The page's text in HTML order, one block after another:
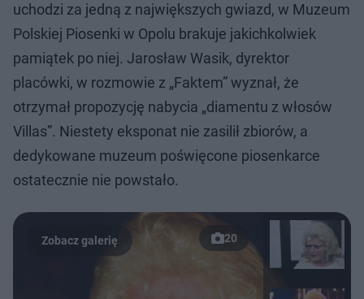
uchodzi za jedną z największych gwiazd, w Muzeum
Polskiej Piosenki w Opolu brakuje jakichkolwiek
pamiątek po niej. Jarosław Wasik, dyrektor
placówki, w rozmowie z „Faktem” wyznał, że
otrzymał propozycję nabycia „diamentu z włosów
Villas”. Niestety eksponat nie zasilił zbiorów, a
dedykowane muzeum poświęcone piosenkarce
ostatecznie nie powstało.
20